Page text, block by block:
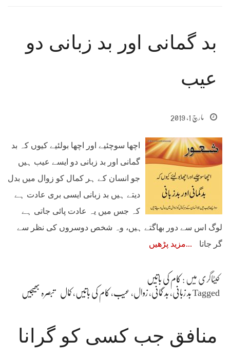
بد گمانی اور بد زبانی دو
عیب
مارچ 1, 2019
اچھا سوچئیے اور اچھا بولئیے کیوں کہ بد
گمانی اور بد زبانی دو ایسے عیب ہیں
جو انسان کے ہر کمال کو زوال میں بدل
دیتے ہیں بد زبانی ایسی بری عادت ہے
کہ جس میں یہ عادت پائی جاتی ہے
لوگ اس سے دور بھاگتے ہیں، وہ شخص دوسروں کی نظر سے
گر جاتا
مزید پڑھیں
کیٹاگری میں : کام کی باتیں
Taggedبد زبانی، بد گمانی،زوال، عیب، کام کی باتیں ، کمال تبصرہ بھیجیں
منافق جب کسی کو گرانا